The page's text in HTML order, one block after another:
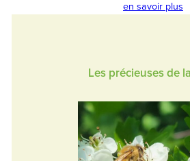
en savoir plus
Les précieuses de